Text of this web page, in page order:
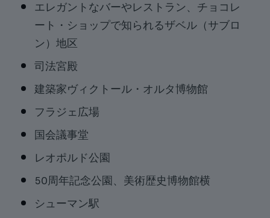
エレガントなバーやレストラン、チョコレ
ート・ショップで知られるザベル（サブロ
ン）地区
司法宮殿
建築家ヴィクトール・オルタ博物館
フラジェ広場
国会議事堂
レオポルド公園
50周年記念公園、美術歴史博物館横
シューマン駅